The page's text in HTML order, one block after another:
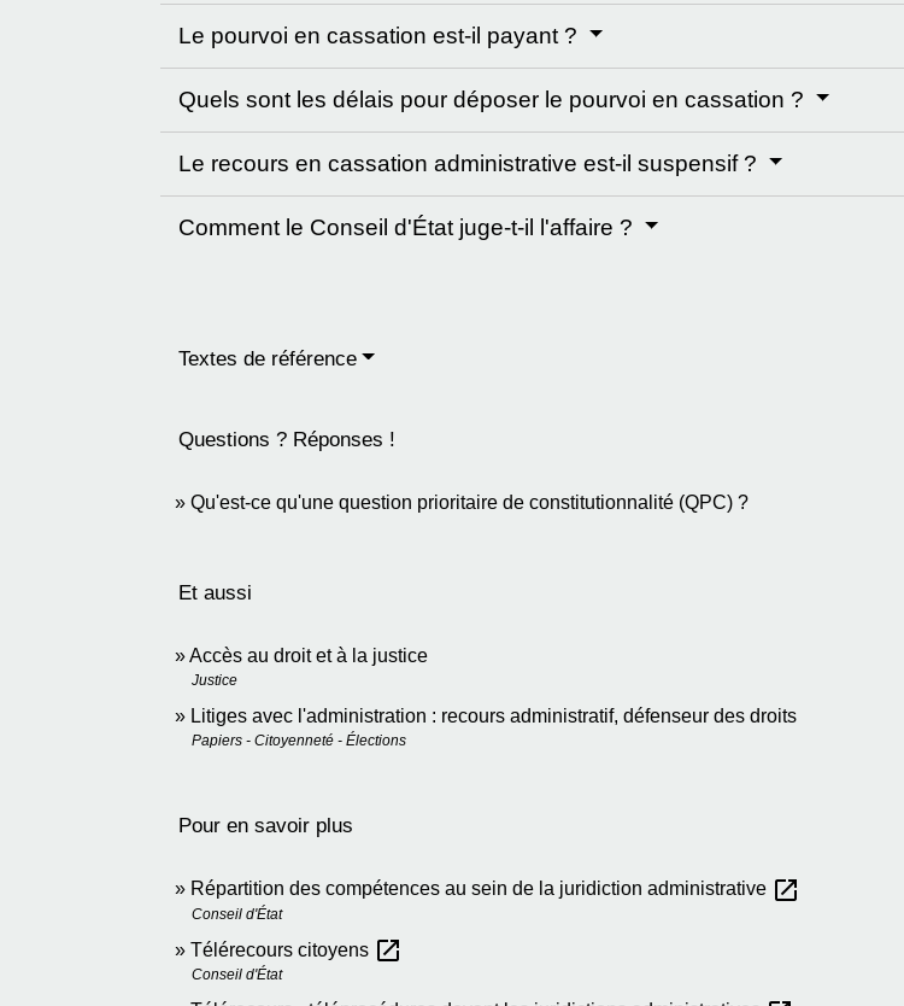
Le pourvoi en cassation est-il payant ?
Quels sont les délais pour déposer le pourvoi en cassation ?
Le recours en cassation administrative est-il suspensif ?
Comment le Conseil d'État juge-t-il l'affaire ?
Textes de référence
Questions ? Réponses !
Qu'est-ce qu'une question prioritaire de constitutionnalité (QPC) ?
Et aussi
Accès au droit et à la justice
Justice
Litiges avec l'administration : recours administratif, défenseur des droits
Papiers - Citoyenneté - Élections
Pour en savoir plus
Répartition des compétences au sein de la juridiction administrative open_in_new
Conseil d'État
Télérecours citoyens open_in_new
Conseil d'État